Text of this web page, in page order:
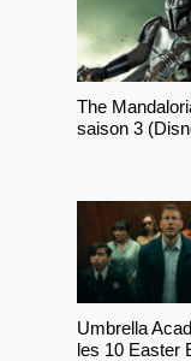
The
saison 3
Umbrella
les 10 Easter